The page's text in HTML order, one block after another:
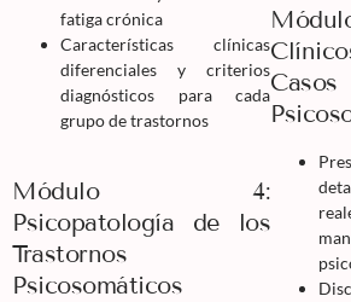
fatiga crónica
Características clínicas
diferenciales y criterios
diagnósticos para cada
grupo de trastornos
Módulo 4:
Psicopatología de los
Trastornos
Psicosomáticos
Casos